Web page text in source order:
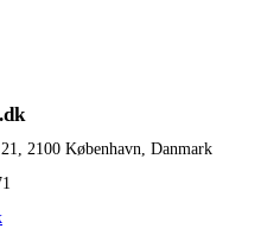
2100 København, Danmark